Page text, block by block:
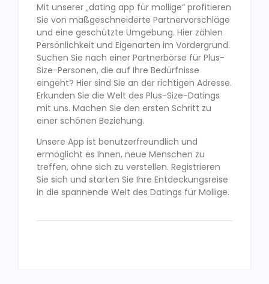
Mit unserer „dating app für mollige“ profitieren
Sie von maßgeschneiderte Partnervorschläge
und eine geschützte Umgebung. Hier zählen
Persönlichkeit und Eigenarten im Vordergrund.
Suchen Sie nach einer Partnerbörse für Plus-
Size-Personen, die auf Ihre Bedürfnisse
eingeht? Hier sind Sie an der richtigen Adresse.
Erkunden Sie die Welt des Plus-Size-Datings
mit uns. Machen Sie den ersten Schritt zu
einer schönen Beziehung.
Unsere App ist benutzerfreundlich und
ermöglicht es Ihnen, neue Menschen zu
treffen, ohne sich zu verstellen. Registrieren
Sie sich und starten Sie Ihre Entdeckungsreise
in die spannende Welt des Datings für Mollige.